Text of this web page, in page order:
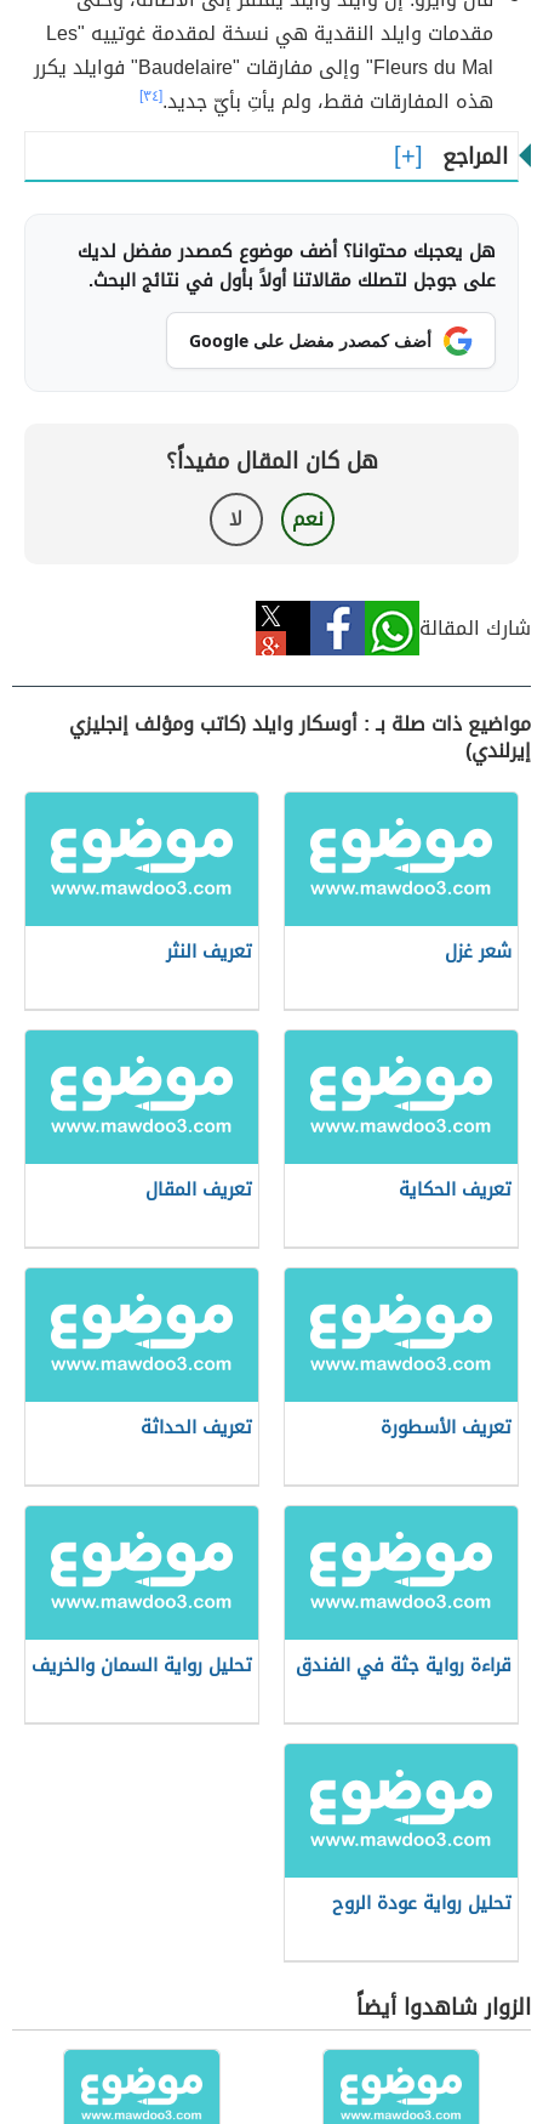
مقدمات وايلد النقدية هي نسخة لمقدمة غوتييه "Les
Fleurs du Mal" وإلى مفارقات "Baudelaire" فوايلد يكرر
هذه المفارقات فقط، ولم يأتِ بأيّ جديد.[٣٤]
المراجع
هل يعجبك محتوانا؟ أضف موضوع كمصدر مفضل لديك
على جوجل لتصلك مقالاتنا أولاً بأول في نتائج البحث.
أضف كمصدر مفضل على Google
هل كان المقال مفيداً؟
نعم لا
شارك المقالة
مواضيع ذات صلة بـ : أوسكار وايلد (كاتب ومؤلف إنجليزي
إيرلندي)
شعر غزل تعريف النثر
تعريف الحكاية تعريف المقال
تعريف الأسطورة تعريف الحداثة
قراءة رواية جثة في الفندق تحليل رواية السمان والخريف
تحليل رواية عودة الروح
الزوار شاهدوا أيضاً